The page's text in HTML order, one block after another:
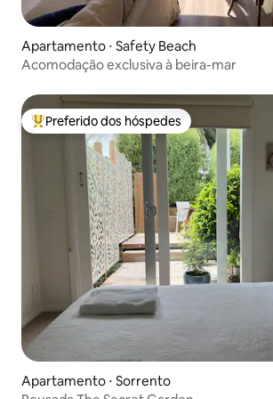
Apartamento ⋅ Safety Beach
Acomodação exclusiva à beira-mar
Entre os melhores preferidos dos hóspedes
Preferido dos hóspedes
Apartamento ⋅ Sorrento